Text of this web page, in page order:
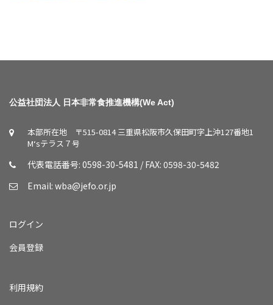
公益社団法人 日本非常食推進機構(We Act)
本部所在地 〒515-0814 三重県松阪市久保田町字上沖127番地1
M‘sテラス７号
代表電話番号: 0598-30-5481 / FAX: 0598-30-5482
Email: wba@jefo.or.jp
ログイン
会員登録
利用規約